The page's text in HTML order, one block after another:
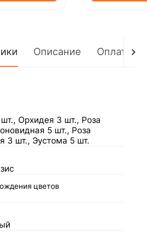
Описание Оплата
шт., Орхидея 3 шт., Роза
5 шт., Роза
3 шт., Эустома 5 шт.
цветов